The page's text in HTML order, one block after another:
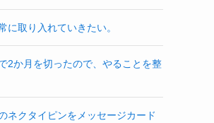
に取り入れていきたい。
2か月を切ったので、やることを整
ネクタイピンをメッセージカード